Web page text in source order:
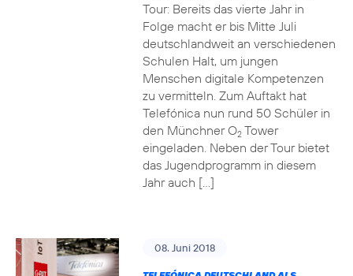
Tour: Bereits das vierte Jahr in
Folge macht er bis Mitte Juli
deutschlandweit an verschiedenen
Schulen Halt, um jungen
Menschen digitale Kompetenzen
zu vermitteln. Zum Auftakt hat
Telefónica nun rund 50 Schüler in
den Münchner O2Tower
eingeladen. Neben der Tour bietet
das Jugendprogramm in diesem
Jahr auch […]
08. Juni 2018